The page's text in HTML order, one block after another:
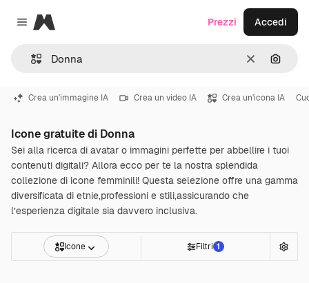
Close menu
Magnific
CancellaCerca
Prezzi Accedi
Crea un'immagine IA Crea un video IA Crea un'icona IA
Icone gratuite di Donna
Sei alla ricerca di avatar o immagini perfette per abbellire i tuoi
contenuti digitali? Allora ecco per te la nostra splendida
collezione di icone femminili! Questa selezione offre una gamma
diversificata di etnie,professioni e stili,assicurando che
l’esperienza digitale sia davvero inclusiva.
Icone Filtri 1